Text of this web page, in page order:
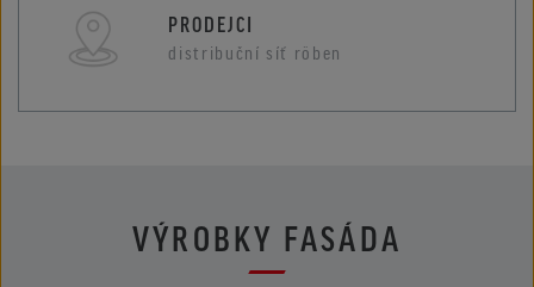
PRODEJCI
distribuční síť röben
VÝROBKY FASÁDA